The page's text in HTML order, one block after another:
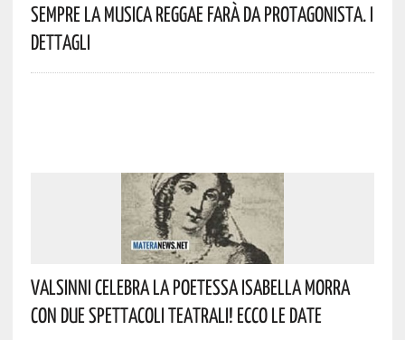
Sempre La Musica Reggae Farà Da Protagonista. I
Dettagli
Valsinni Celebra La Poetessa Isabella Morra
Con Due Spettacoli Teatrali! Ecco Le Date